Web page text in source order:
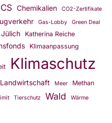
Chemikalien CO2-Zertifikate
Gas-Lobby Green Deal
Jülich Katherina Reiche
Klimaanpassung
Klimaschutz
Landwirtschaft Meer Methan
Tierschutz Wald Wärme